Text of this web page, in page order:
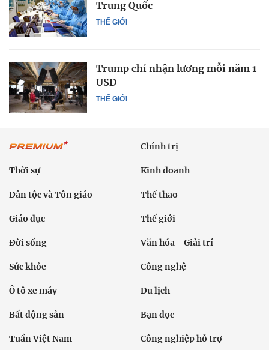
THẾ GIỚI
Trung Quốc
THẾ GIỚI
Trump chỉ nhận lương mỗi năm 1
USD
Chính trị
Thời sự Kinh doanh
Dân tộc và Tôn giáo Thể thao
Giáo dục Thế giới
Đời sống Văn hóa - Giải trí
Sức khỏe Công nghệ
Ô tô xe máy Du lịch
Bất động sản Bạn đọc
Tuần Việt Nam Công nghiệp hỗ trợ